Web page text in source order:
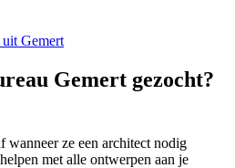
Gemert
Gemert gezocht?
ze een architect nodig
met alle ontwerpen aan je